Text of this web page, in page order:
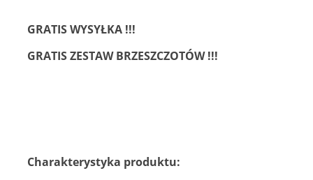
GRATIS WYSYŁKA !!!
GRATIS ZESTAW BRZESZCZOTÓW !!!
Charakterystyka produktu: